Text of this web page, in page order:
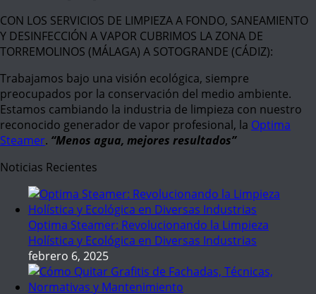
CON LOS SERVICIOS DE LIMPIEZA A FONDO, SANEAMIENTO
Y DESINFECCIÓN A VAPOR CUBRIMOS LA ZONA DE
TORREMOLINOS (MÁLAGA) A SOTOGRANDE (CÁDIZ):
Trabajamos bajo una visión ecológica, siempre
preocupados por la conservación del medio ambiente.
Estamos cambiando la industria de limpieza con nuestro
reconocido generador de vapor profesional, la Optima
Steamer. “Menos agua, mejores resultados”
Noticias Recientes
Optima Steamer: Revolucionando la Limpieza
Holística y Ecológica en Diversas Industrias
febrero 6, 2025